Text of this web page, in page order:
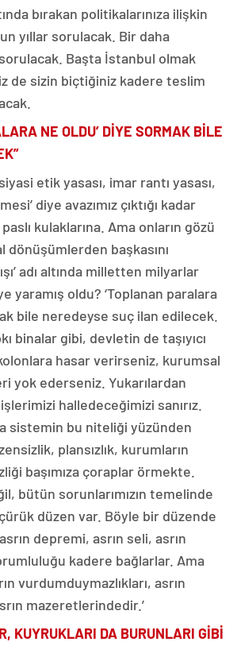
bırakan politikalarınıza ilişkin
yıllar sorulacak. Bir daha
Başta İstanbul olmak
de sizin biçtiğiniz kadere teslim
NE OLDU’ DİYE SORMAK BİLE
etik yasası, imar rantı yasası,
diye avazımız çıktığı kadar
kulaklarına. Ama onların gözü
başkasını
adı altında milletten milyarlar
yaramış oldu? ‘Toplanan paralara
bile neredeyse suç ilan edilecek.
binalar gibi, devletin de taşıyıcı
hasar verirseniz, kurumsal
yok ederseniz. Yukarılardan
halledeceğimizi sanırız.
sistemin bu niteliği yüzünden
plansızlık, kurumların
başımıza çoraplar örmekte.
bütün sorunlarımızın temelinde
düzen var. Böyle bir düzende
asrın depremi, asrın seli, asrın
kadere bağlarlar. Ama
vurdumduymazlıkları, asrın
mazeretlerindedir.’
KUYRUKLARI DA BURUNLARI GİBİ